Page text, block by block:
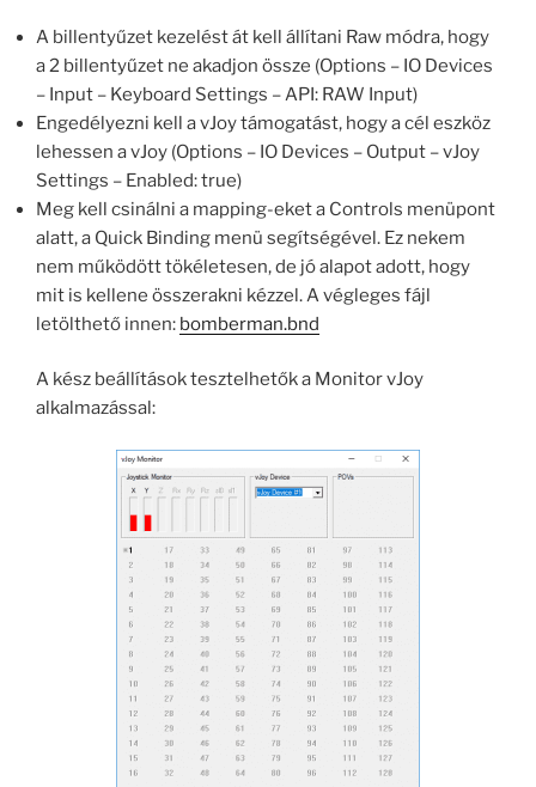
A billentyűzet kezelést át kell állítani Raw módra, hogy
a 2 billentyűzet ne akadjon össze (Options – IO Devices
– Input – Keyboard Settings – API: RAW Input)
Engedélyezni kell a vJoy támogatást, hogy a cél eszköz
lehessen a vJoy (Options – IO Devices – Output – vJoy
Settings – Enabled: true)
Meg kell csinálni a mapping-eket a Controls menüpont
alatt, a Quick Binding menü segítségével. Ez nekem
nem működött tökéletesen, de jó alapot adott, hogy
mit is kellene összerakni kézzel. A végleges fájl
letölthető innen: bomberman.bnd
A kész beállítások tesztelhetők a Monitor vJoy
alkalmazással: